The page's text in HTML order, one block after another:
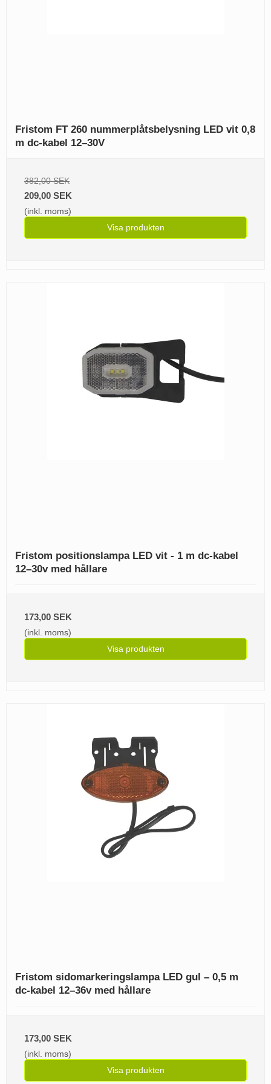
Fristom FT 260 nummerplåtsbelysning LED vit 0,8
m dc-kabel 12–30V
382,00 SEK
209,00 SEK
(inkl. moms)
Visa produkten
Fristom positionslampa LED vit - 1 m dc-kabel
12–30v med hållare
173,00 SEK
(inkl. moms)
Visa produkten
Fristom sidomarkeringslampa LED gul – 0,5 m
dc-kabel 12–36v med hållare
173,00 SEK
(inkl. moms)
Visa produkten